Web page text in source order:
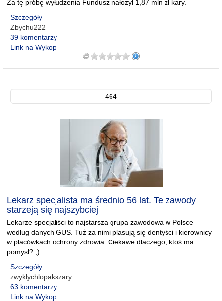
Za tę próbę wyłudzenia Fundusz nałożył 1,87 mln zł kary.
Szczegóły
Zbychu222
39 komentarzy
Link na Wykop
464
Lekarz specjalista ma średnio 56 lat. Te zawody
starzeją się najszybciej
Lekarze specjaliści to najstarsza grupa zawodowa w Polsce
według danych GUS. Tuż za nimi plasują się dentyści i kierownicy
w placówkach ochrony zdrowia. Ciekawe dlaczego, ktoś ma
pomysł? ;)
Szczegóły
zwyklychlopakszary
63 komentarzy
Link na Wykop